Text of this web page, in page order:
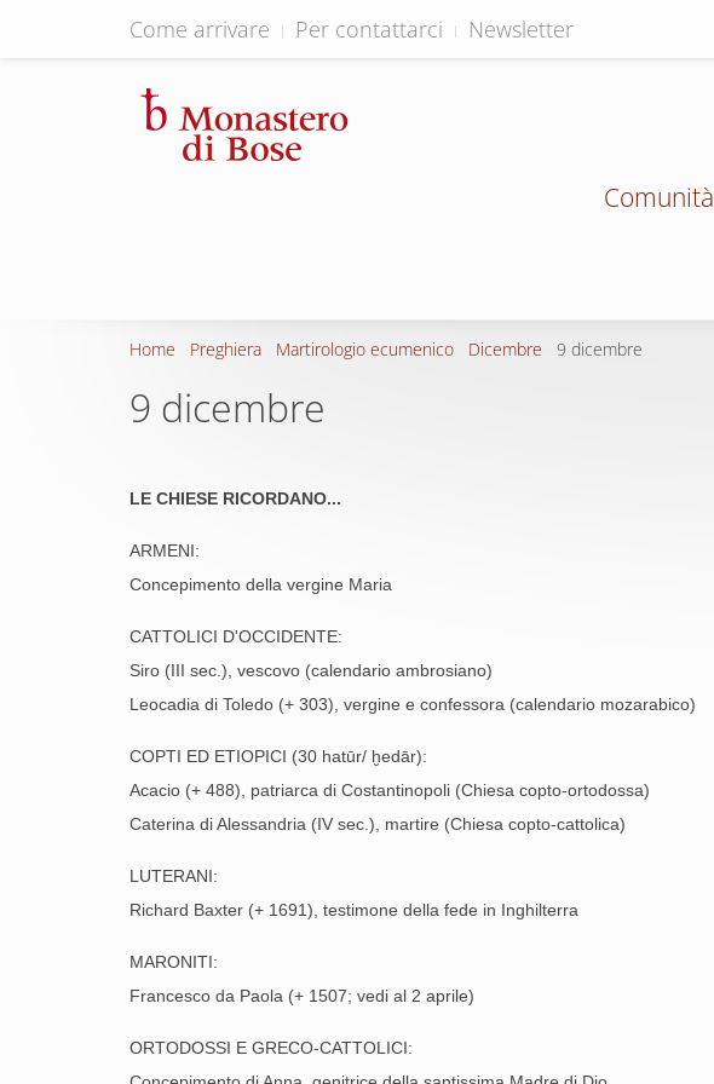
Come arrivare Per contattarci Newsletter
Comunità
Home Preghiera Martirologio ecumenico Dicembre 9 dicembre
9 dicembre
LE CHIESE RICORDANO...
ARMENI:
Concepimento della vergine Maria
CATTOLICI D'OCCIDENTE:
Siro (III sec.), vescovo (calendario ambrosiano)
Leocadia di Toledo (+ 303), vergine e confessora (calendario mozarabico)
COPTI ED ETIOPICI (30 hatūr/ ḫedār):
Acacio (+ 488), patriarca di Costantinopoli (Chiesa copto-ortodossa)
Caterina di Alessandria (IV sec.), martire (Chiesa copto-cattolica)
LUTERANI:
Richard Baxter (+ 1691), testimone della fede in Inghilterra
MARONITI:
Francesco da Paola (+ 1507; vedi al 2 aprile)
ORTODOSSI E GRECO-CATTOLICI: